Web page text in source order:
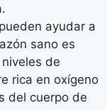
ayudar a
sano es
de
rica en oxígeno
del cuerpo de